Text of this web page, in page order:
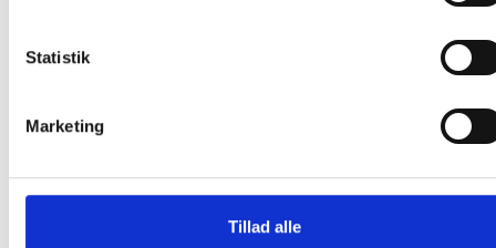
Statistik
Marketing
Tillad alle
Køb mere og spar